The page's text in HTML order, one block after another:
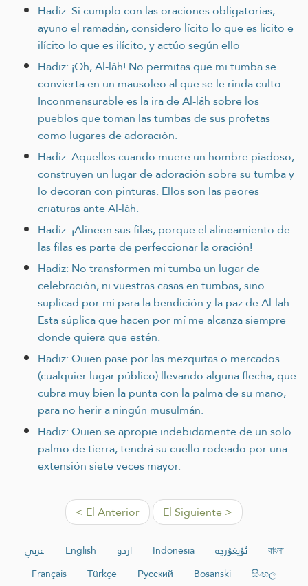
Hadiz: Si cumplo con las oraciones obligatorias,
ayuno el ramadán, considero lícito lo que es lícito e
ilícito lo que es ilícito, y actúo según ello
Hadiz: ¡Oh, Al-láh! No permitas que mi tumba se
convierta en un mausoleo al que se le rinda culto.
Inconmensurable es la ira de Al-láh sobre los
pueblos que toman las tumbas de sus profetas
como lugares de adoración.
Hadiz: Aquellos cuando muere un hombre piadoso,
construyen un lugar de adoración sobre su tumba y
lo decoran con pinturas. Ellos son las peores
criaturas ante Al-láh.
Hadiz: ¡Alineen sus filas, porque el alineamiento de
las filas es parte de perfeccionar la oración!
Hadiz: No transformen mi tumba un lugar de
celebración, ni vuestras casas en tumbas, sino
suplicad por mi para la bendición y la paz de Al-lah.
Esta súplica que hacen por mí me alcanza siempre
donde quiera que estén.
Hadiz: Quien pase por las mezquitas o mercados
(cualquier lugar público) llevando alguna flecha, que
cubra muy bien la punta con la palma de su mano,
para no herir a ningún musulmán.
Hadiz: Quien se apropie indebidamente de un solo
palmo de tierra, tendrá su cuello rodeado por una
extensión siete veces mayor.
< El Anterior El Siguiente >
عربي English اردو Indonesia ئۇيغۇرچە
বাংলা
Français
Türkçe Русский Bosanski
සිංහල